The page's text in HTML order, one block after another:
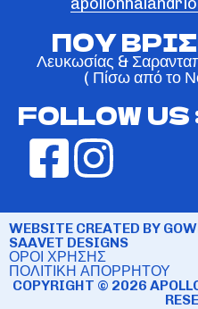
ΠΟΥ
Λευκωσίας &
( Πίσω από το
FOLLOW US
WEBSITE CREATED BY
SAAVET DESIGNS
ΟΡΟΙ ΧΡΗΣΗΣ
ΠΟΛΙΤΙΚΗ ΑΠΟΡΡΗΤΟΥ
COPYRIGHT © 2026